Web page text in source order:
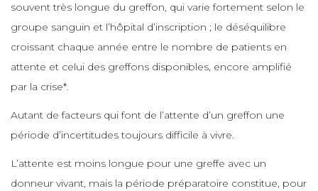
souvent très longue du greffon, qui varie fortement selon le
groupe sanguin et l’hôpital d’inscription ; le déséquilibre
croissant chaque année entre le nombre de patients en
attente et celui des greffons disponibles, encore amplifié
par la crise*.
Autant de facteurs qui font de l’attente d’un greffon une
période d’incertitudes toujours difficile à vivre.
L’attente est moins longue pour une greffe avec un
donneur vivant, mais la période préparatoire constitue, pour